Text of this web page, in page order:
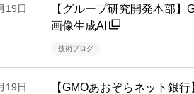
19日
【グループ研究開発本部
画像生成AI
技術ブログ
19日
【GMOあおぞらネット銀